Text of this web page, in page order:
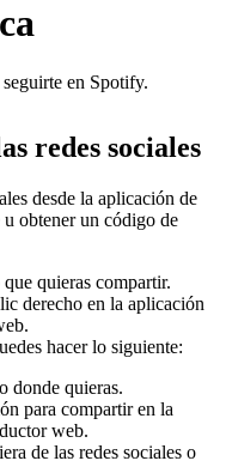
en Spotify.
redes sociales
desde la aplicación de
obtener un código de
quieras compartir.
derecho en la aplicación
hacer lo siguiente:
donde quieras.
para compartir en la
web.
de las redes sociales o